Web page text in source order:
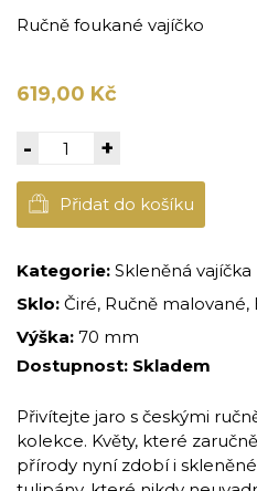
Ručně foukané vajíčko
619,00 Kč
- +
Přidat do košíku
Kategorie: Skleněná vajíčka
Sklo: Čiré, Ručně
Výška: 70 mm
Dostupnost: Skladem
Přivítejte jaro s českými
kolekce. Květy, které
přírody nyní zdobí i